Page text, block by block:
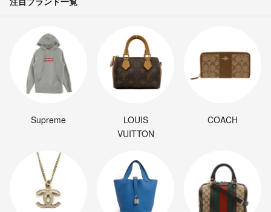
Supreme
LOUIS
VUITTON
COACH